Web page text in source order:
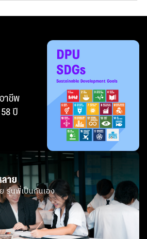
ด 5- 6 เทอม ก็สมัครได้เลย และไม่กำหนด
หลักสูตรผู้ช่วยพยาบาล หรือ ใบรับรองการ
ภาพและความงามไม่ต่ำกว่า 1 ปี
ขได้ตามจริง) คำตอบ
กรด ถ้าไม่มี สามารถยื่นภายหลังได้ ก่อน
5- 6 เทอม ก็สมัครได้เลย และไม่กำหนด
บผู้สมัครภาคพิเศษ ต้องมีเอกสารวุฒิการ
ลักสูตรผู้ช่วยพยาบาล หรือ ใบรับรองการ
ภาพและความงามไม่ต่ำกว่า 1 ปี"
าไม่ตรงกับเพศสภาพได้หรือไม่ ได้
โมชั่นอะไรบ้าง (เฉพาะผู้สมัครภาคปกติ)
คนแรก รับทุนส่วนลดค่าเทอมพิเศษ
Ipad 1 เครื่อง
ยน ภาคปกติ เป็นผู้จบการศึกษาในวุฒิ
เทียบเท่า
อหนึ่ง ดังนี้)
ริญญาตรีมาแล้ว
พยาบาล
ามงามและชะลอวัย (Medical
Center เช่น Wellness therapist,
Manager, Regional manager
าบาล ศูนย์ออกกำลังกาย สปาชั้นนำใน
ร Beauty and cosmetic product,
Wellness หรือกิจการ Aesthetic &
าชีพ
ปี
าย
รุ่นพี่เป็นกันเอง